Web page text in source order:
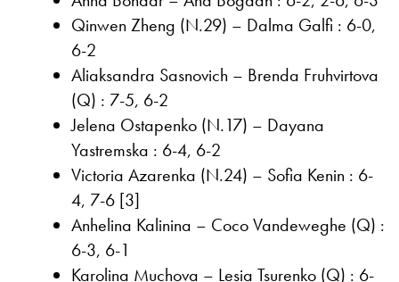
Qinwen Zheng (N.29) – Dalma Galfi : 6-0,
6-2
Aliaksandra Sasnovich – Brenda Fruhvirtova
(Q) : 7-5, 6-2
Jelena Ostapenko (N.17) – Dayana
Yastremska : 6-4, 6-2
Victoria Azarenka (N.24) – Sofia Kenin : 6-
4, 7-6 [3]
Anhelina Kalinina – Coco Vandeweghe (Q) :
6-3, 6-1
Karolina Muchova – Lesia Tsurenko (Q) : 6-